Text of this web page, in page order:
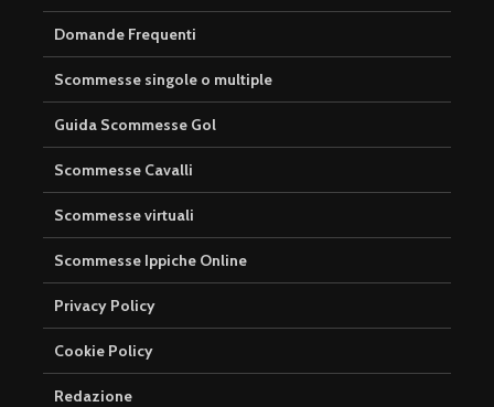
Domande Frequenti
Scommesse singole o multiple
Guida Scommesse Gol
Scommesse Cavalli
Scommesse virtuali
Scommesse Ippiche Online
Privacy Policy
Cookie Policy
Redazione